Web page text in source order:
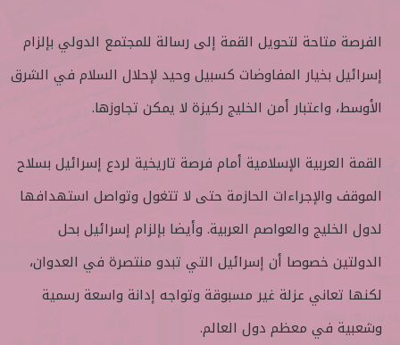
الفرصة متاحة لتحويل القمة إلى رسالة للمجتمع الدولي بإلزام
إسرائيل بخيار المفاوضات كسبيل وحيد لإحلال السلام في الشرق
الأوسط، واعتبار أمن الخليج ركيزة لا يمكن تجاوزها.
القمة العربية الإسلامية أمام فرصة تاريخية لردع إسرائيل بسلاح
الموقف والإجراءات الحازمة حتى لا تتغول وتواصل استهدافها
لدول الخليج والعواصم العربية. وأيضا بإلزام إسرائيل بحل
الدولتين خصوصا أن إسرائيل التي تبدو منتصرة في العدوان،
لكنها تعاني عزلة غير مسبوقة وتواجه إدانة واسعة رسمية
وشعبية في معظم دول العالم.